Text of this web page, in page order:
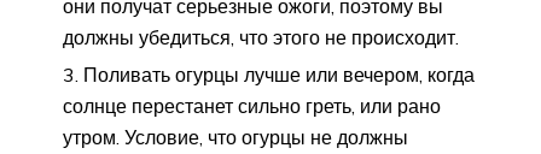
они получат серьезные ожоги, поэтому вы
должны убедиться, что этого не происходит.
Поливать огурцы лучше или вечером, когда
солнце перестанет сильно греть, или рано
утром. Условие, что огурцы не должны